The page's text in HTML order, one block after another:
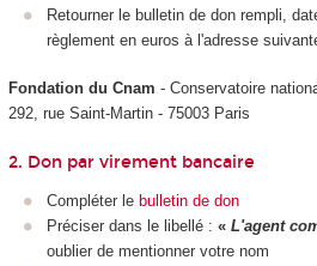
Retourner le bulletin de don rempli,
règlement en euros à l'adresse
Fondation du Cnam - Conservatoire
292, rue Saint-Martin - 75003 Paris
2. Don par virement bancaire
Compléter le bulletin de don
Préciser dans le libellé : « L'agent
oublier de mentionner votre nom